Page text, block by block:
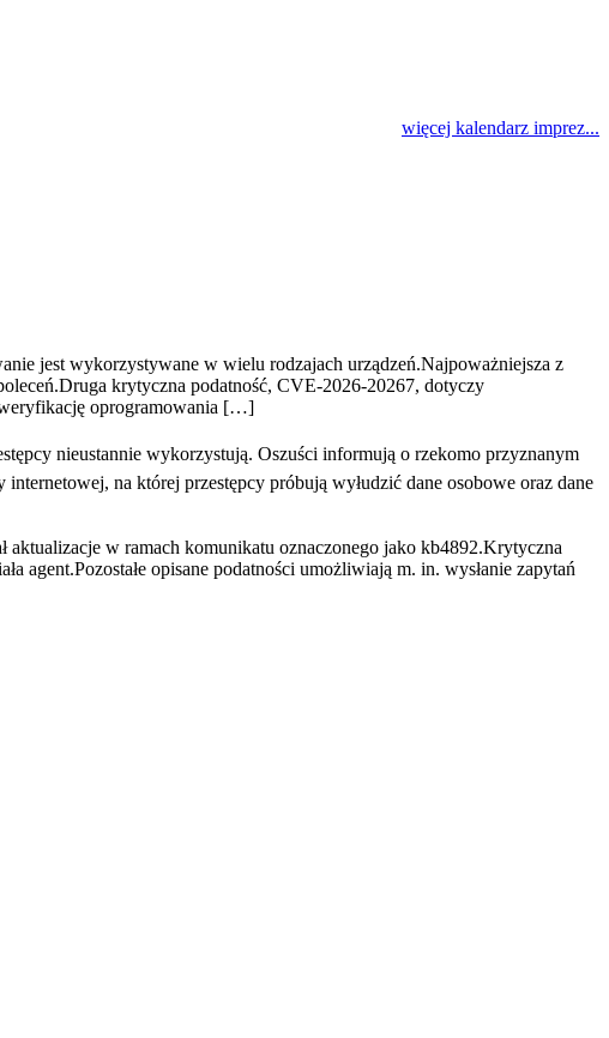
więcej kalendarz imprez...
jest wykorzystywane w wielu rodzajach urządzeń.Najpoważniejsza z
krytyczna podatność, CVE-2026-20267, dotyczy
oprogramowania […]
nieustannie wykorzystują. Oszuści informują o rzekomo przyznanym
na której przestępcy próbują wyłudzić dane osobowe oraz dane
w ramach komunikatu oznaczonego jako kb4892.Krytyczna
opisane podatności umożliwiają m. in. wysłanie zapytań